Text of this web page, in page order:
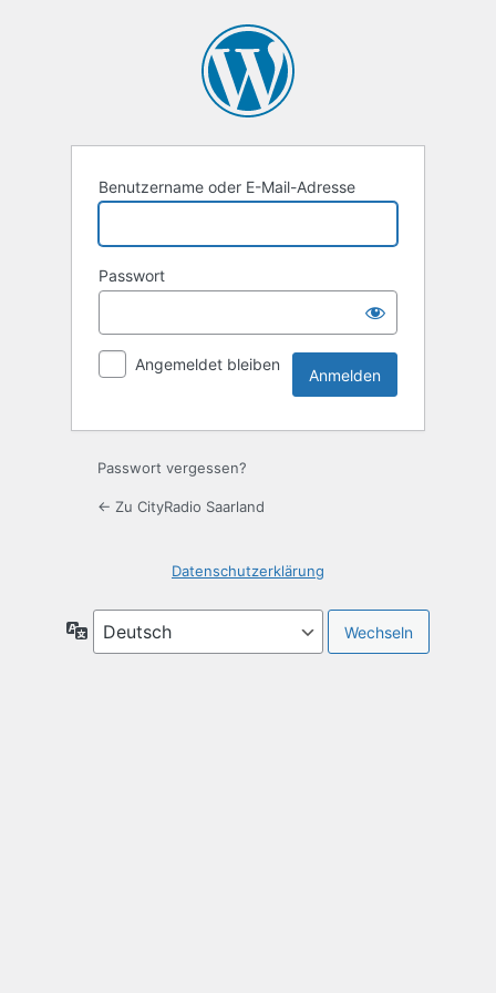
Benutzername oder E-Mail-Adresse
Passwort
Angemeldet bleiben
Passwort vergessen?
← Zu CityRadio Saarland
Datenschutzerklärung
Sprache